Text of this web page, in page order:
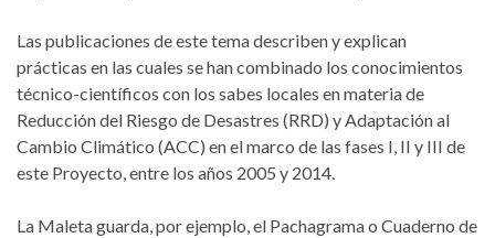
Las publicaciones de este tema describen y explican
prácticas en las cuales se han combinado los conocimientos
técnico-científicos con los sabes locales en materia de
Reducción del Riesgo de Desastres (RRD) y Adaptación al
Cambio Climático (ACC) en el marco de las fases I, II y III de
este Proyecto, entre los años 2005 y 2014.
La Maleta guarda, por ejemplo, el Pachagrama o Cuaderno de